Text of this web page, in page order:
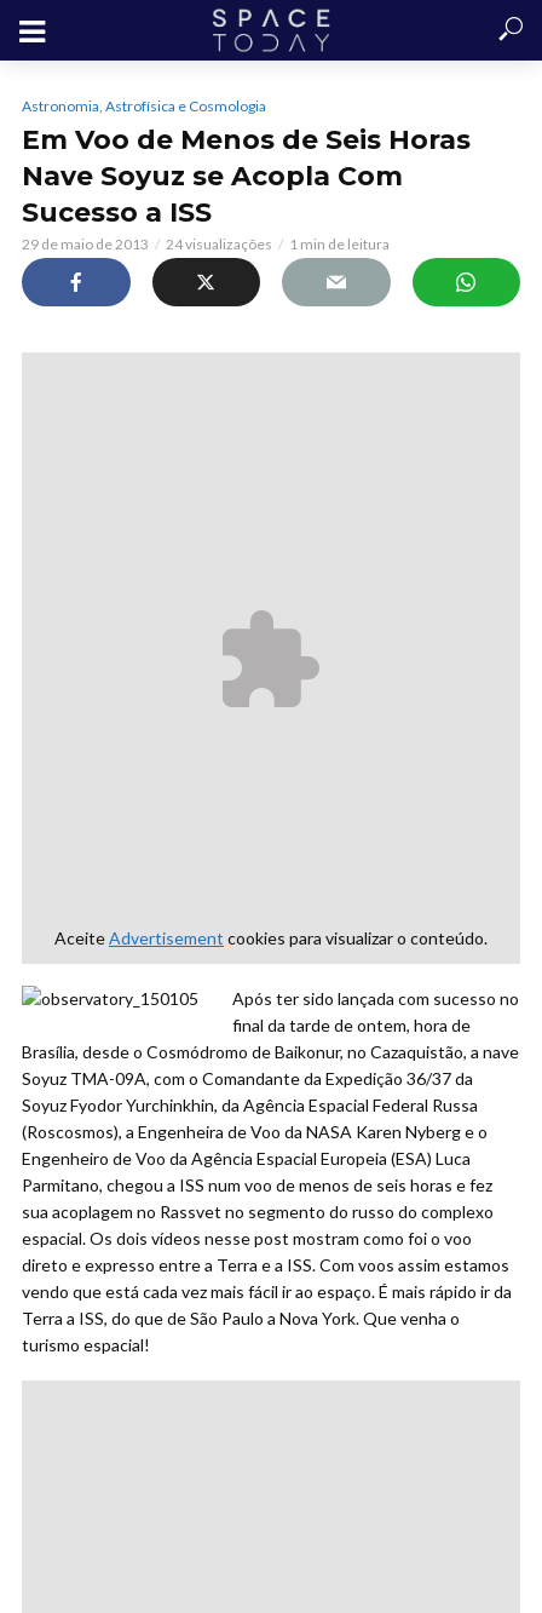
Astronomia, Astrofísica e Cosmologia
Em Voo de Menos de Seis Horas
Nave Soyuz se Acopla Com
Sucesso a ISS
29 de maio de 2013 24 visualizações 1 min de leitura
AceiteAdvertisement cookies para visualizar o conteúdo.
Após ter sido lançada com sucesso no
final da tarde de ontem, hora de
Brasília, desde o Cosmódromo de Baikonur, no Cazaquistão, a nave
Soyuz TMA-09A, com o Comandante da Expedição 36/37 da
Soyuz Fyodor Yurchinkhin, da Agência Espacial Federal Russa
(Roscosmos), a Engenheira de Voo da NASA Karen Nyberg e o
Engenheiro de Voo da Agência Espacial Europeia (ESA) Luca
Parmitano, chegou a ISS num voo de menos de seis horas e fez
sua acoplagem no Rassvet no segmento do russo do complexo
espacial. Os dois vídeos nesse post mostram como foi o voo
direto e expresso entre a Terra e a ISS. Com voos assim estamos
vendo que está cada vez mais fácil ir ao espaço. É mais rápido ir da
Terra a ISS, do que de São Paulo a Nova York. Que venha o
turismo espacial!